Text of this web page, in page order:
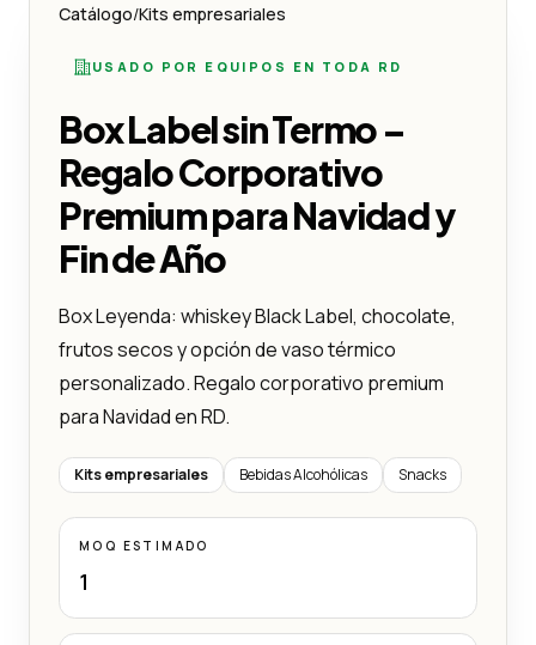
Catálogo/Kits empresariales
USADO POR EQUIPOS EN TODA RD
Box Label sin Termo –
Regalo Corporativo
Premium para Navidad y
Fin de Año
Box Leyenda: whiskey Black Label, chocolate,
frutos secos y opción de vaso térmico
personalizado. Regalo corporativo premium
para Navidad en RD.
Kits empresariales Bebidas Alcohólicas Snacks
MOQ ESTIMADO
1